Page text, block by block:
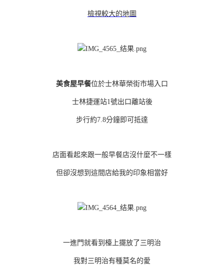
檢視較大的地圖
美食屋早餐位於士林華榮街市場入口
士林捷運站1號出口離站後
步行約7.8分鐘即可抵達
店面看起來跟一般早餐店沒什麼不一樣
但卻沒想到這間店給我的印象相當好
一進門就看到檯上擺放了三明治
我對三明治有種莫名的愛